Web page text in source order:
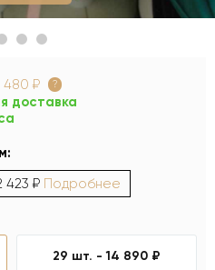
480 ₽ ?
доставка
423 ₽ Подробнее
29 шт. -14 890 ₽